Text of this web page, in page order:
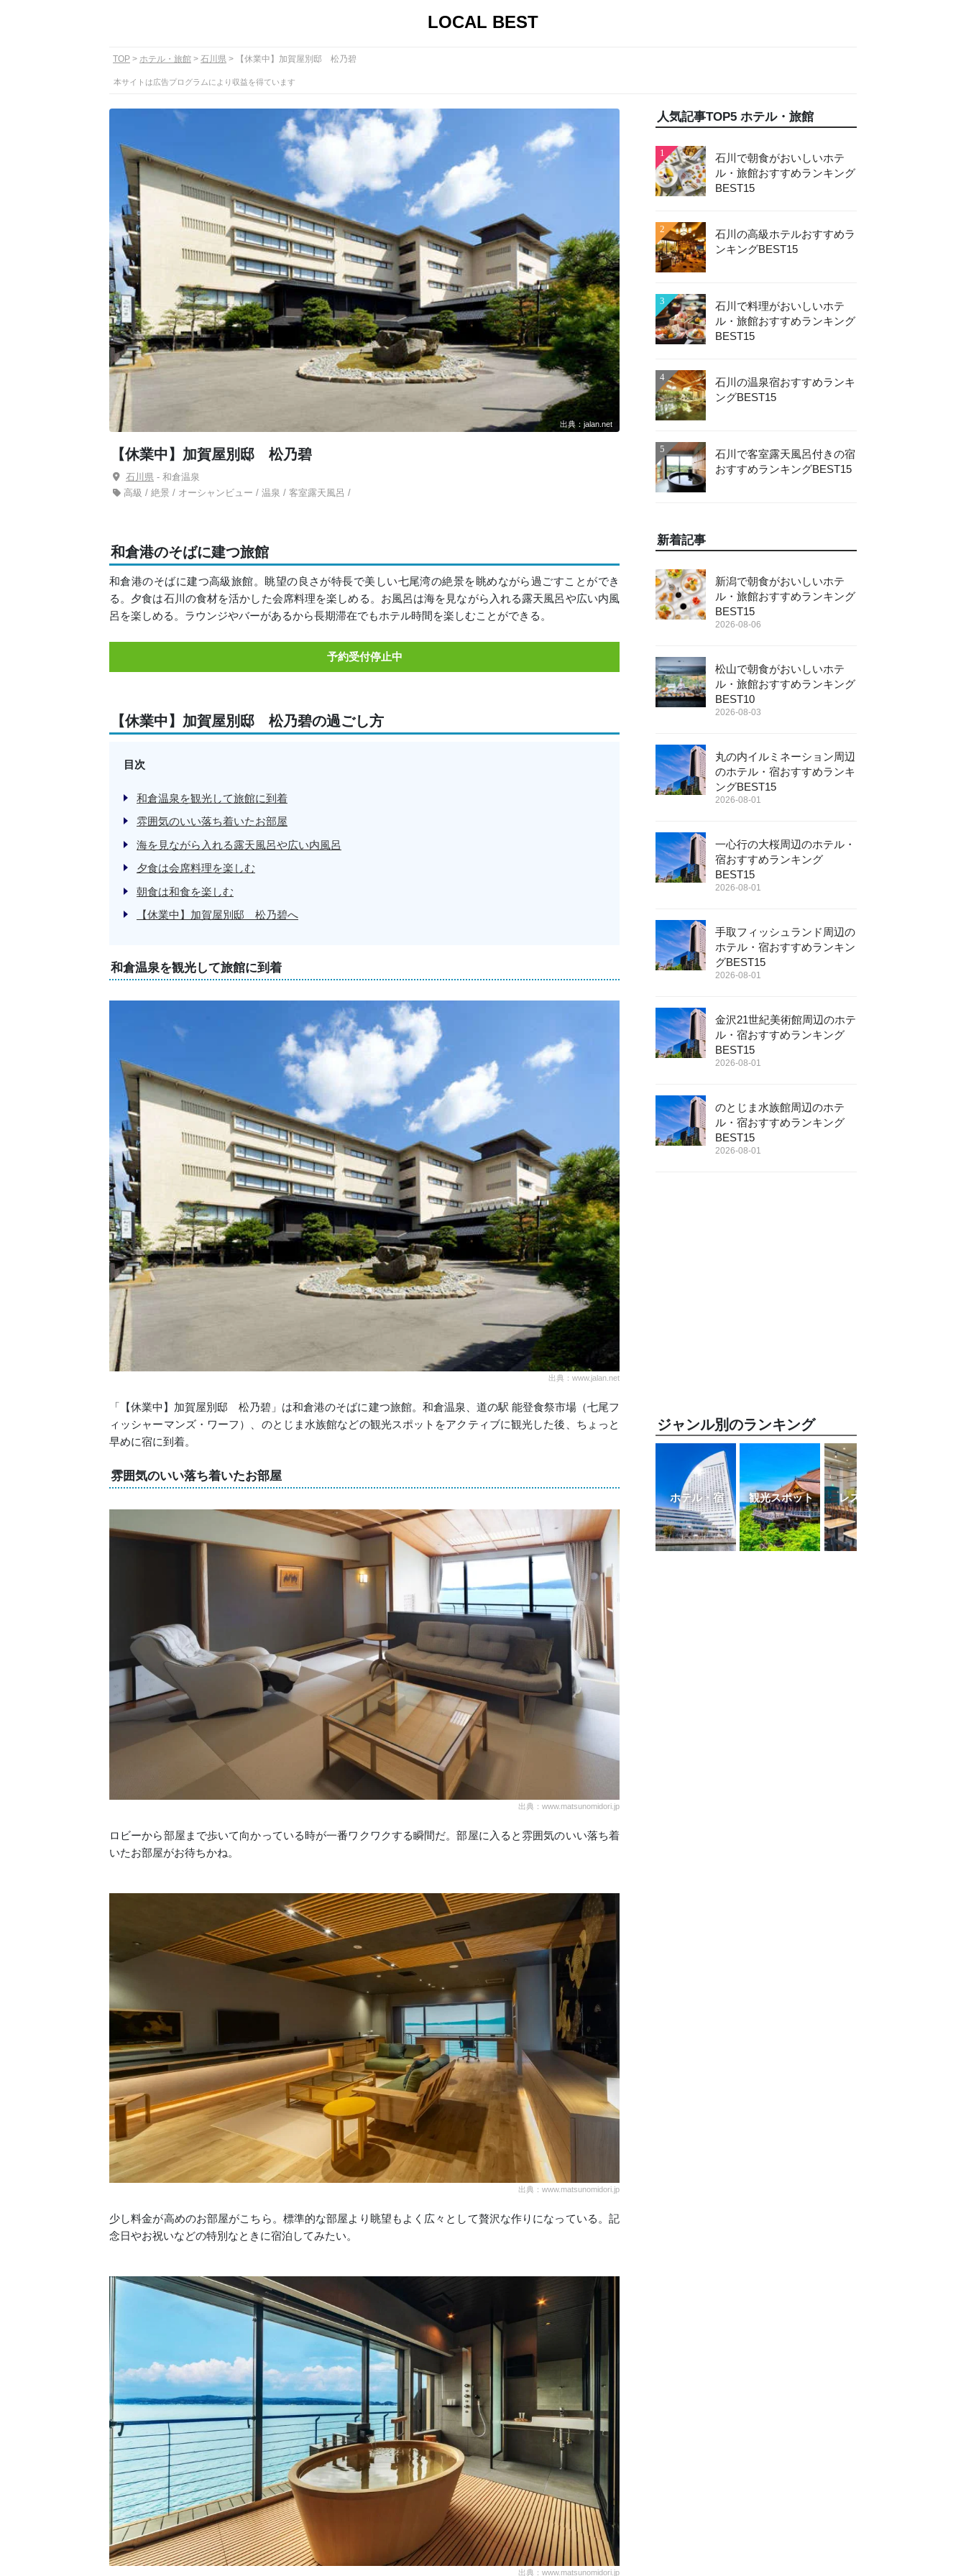
LOCAL BEST
TOP ホテル・旅館 石川県 【休業中】加賀屋別邸 松乃碧
本サイトは広告プログラムにより収益を得ています
出典：jalan.net
【休業中】加賀屋別邸 松乃碧
石川県 - 和倉温泉
高級 / 絶景 / オーシャンビュー / 温泉 / 客室露天風呂 /
和倉港のそばに建つ旅館
和倉港のそばに建つ高級旅館。眺望の良さが特長で美しい七尾湾の絶景を眺めながら過ごすことができ
る。夕食は石川の食材を活かした会席料理を楽しめる。お風呂は海を見ながら入れる露天風呂や広い内風
呂を楽しめる。ラウンジやバーがあるから長期滞在でもホテル時間を楽しむことができる。
予約受付停止中
【休業中】加賀屋別邸 松乃碧の過ごし方
目次
和倉温泉を観光して旅館に到着
雰囲気のいい落ち着いたお部屋
海を見ながら入れる露天風呂や広い内風呂
夕食は会席料理を楽しむ
朝食は和食を楽しむ
【休業中】加賀屋別邸 松乃碧へ
和倉温泉を観光して旅館に到着
出典：www.jalan.net
「【休業中】加賀屋別邸 松乃碧」は和倉港のそばに建つ旅館。和倉温泉、道の駅 能登食祭市場（七尾フ
ィッシャーマンズ・ワーフ）、のとじま水族館などの観光スポットをアクティブに観光した後、ちょっと
早めに宿に到着。
雰囲気のいい落ち着いたお部屋
出典：www.matsunomidori.jp
ロビーから部屋まで歩いて向かっている時が一番ワクワクする瞬間だ。部屋に入ると雰囲気のいい落ち着
いたお部屋がお待ちかね。
出典：www.matsunomidori.jp
少し料金が高めのお部屋がこちら。標準的な部屋より眺望もよく広々として贅沢な作りになっている。記
念日やお祝いなどの特別なときに宿泊してみたい。
出典：www.matsunomidori.jp
人気記事TOP5 ホテル・旅館
1
石川で朝食がおいしいホテ
ル・旅館おすすめランキング
BEST15
2
石川の高級ホテルおすすめラ
ンキングBEST15
3
石川で料理がおいしいホテ
ル・旅館おすすめランキング
BEST15
4
石川の温泉宿おすすめランキ
ングBEST15
5
石川で客室露天風呂付きの宿
おすすめランキングBEST15
新着記事
新潟で朝食がおいしいホテ
ル・旅館おすすめランキング
BEST15
2026-08-06
松山で朝食がおいしいホテ
ル・旅館おすすめランキング
BEST10
2026-08-03
丸の内イルミネーション周辺
のホテル・宿おすすめランキ
ングBEST15
2026-08-01
一心行の大桜周辺のホテル・
宿おすすめランキング
BEST15
2026-08-01
手取フィッシュランド周辺の
ホテル・宿おすすめランキン
グBEST15
2026-08-01
金沢21世紀美術館周辺のホテ
ル・宿おすすめランキング
BEST15
2026-08-01
のとじま水族館周辺のホテ
ル・宿おすすめランキング
BEST15
2026-08-01
ジャンル別のランキング
ホテル・宿 観光スポット レストラン